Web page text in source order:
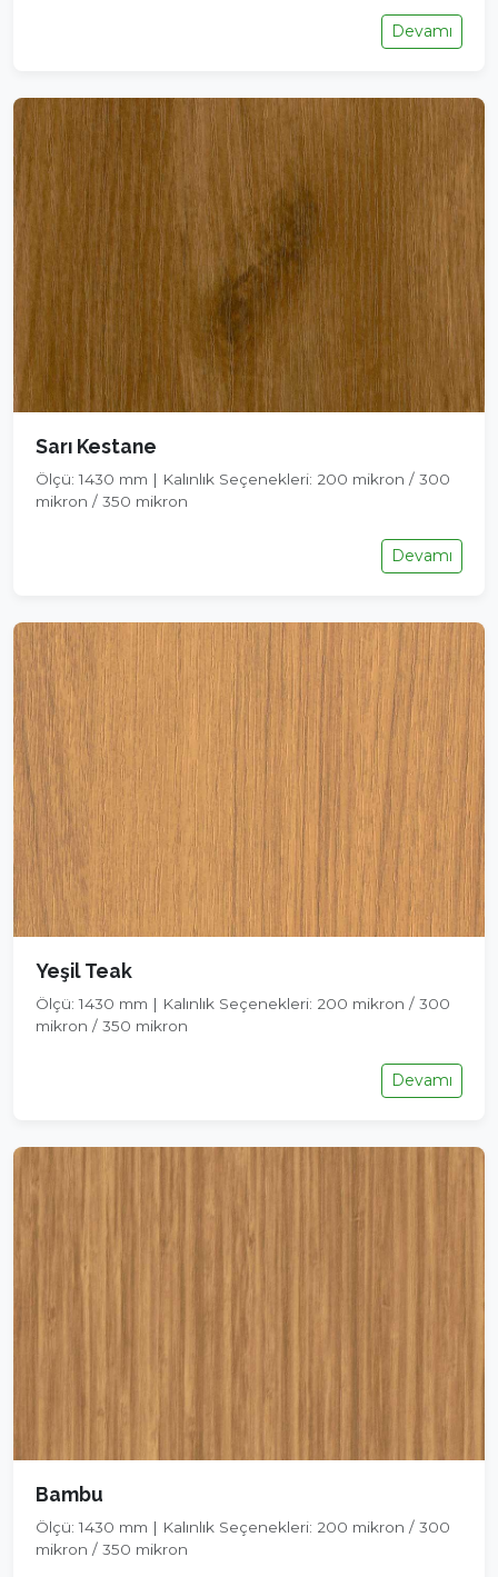
Devamı
Sarı Kestane
Ölçü: 1430 mm | Kalınlık Seçenekleri: 200 mikron / 300
mikron / 350 mikron
Devamı
Yeşil Teak
Ölçü: 1430 mm | Kalınlık Seçenekleri: 200 mikron / 300
mikron / 350 mikron
Devamı
Bambu
Ölçü: 1430 mm | Kalınlık Seçenekleri: 200 mikron / 300
mikron / 350 mikron